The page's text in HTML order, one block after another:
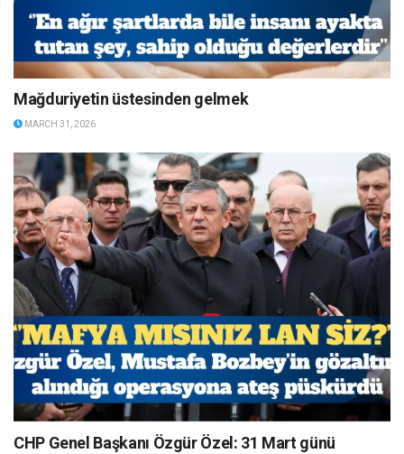
Mağduriyetin üstesinden gelmek
MARCH 31, 2026
CHP Genel Başkanı Özgür Özel: 31 Mart günü